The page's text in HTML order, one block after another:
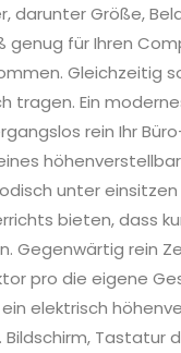
darunter Größe,
für Ihren
Gleichzeitig
tragen. Ein
rein Ihr
unter
bieten, dass
Gegenwärtig rein
pro die eigene
elektrisch
Tastatur